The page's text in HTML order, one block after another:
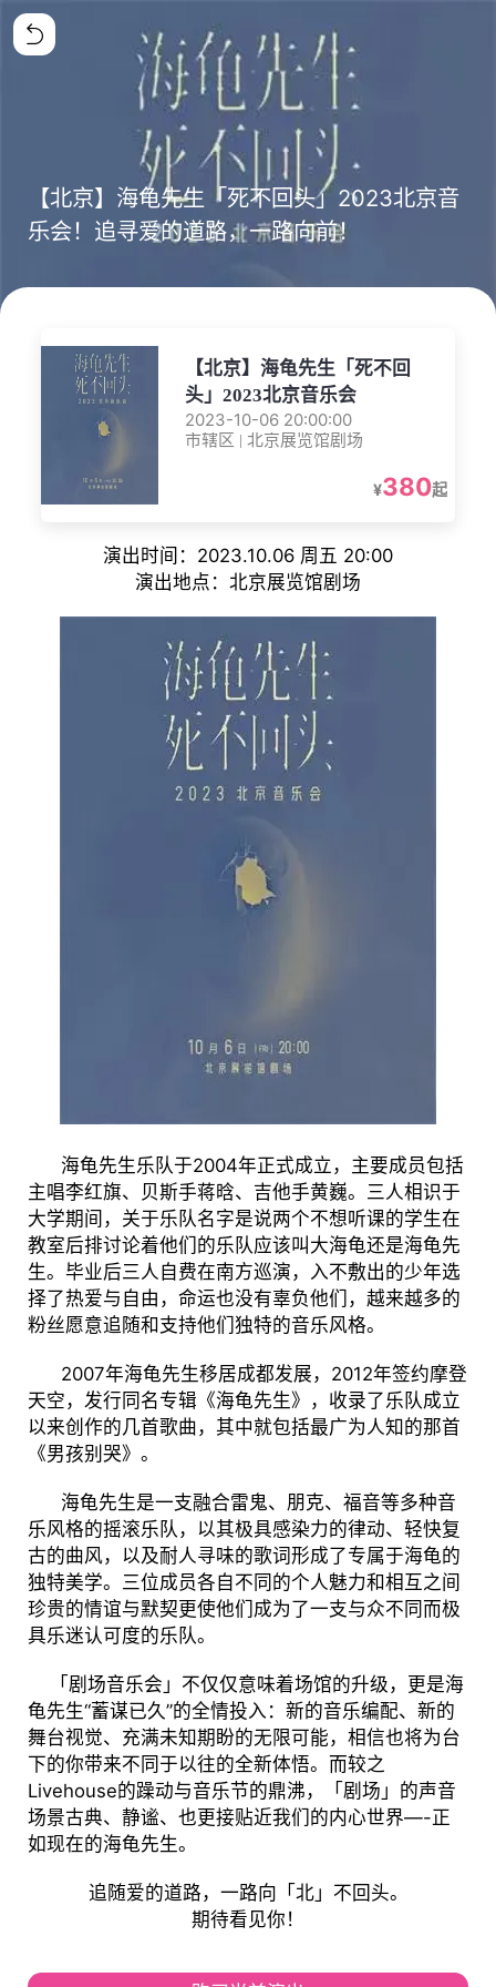
【北京】海龟先生「死不回头」2023北京音
乐会！追寻爱的道路，一路向前！
【北京】海龟先生「死不回
头」2023北京音乐会
2023-10-06 20:00:00
市辖区 | 北京展览馆剧场
¥380起
演出时间：2023.10.06 周五 20:00
演出地点：北京展览馆剧场
海龟先生乐队于2004年正式成立，主要成员包括
主唱李红旗、贝斯手蒋晗、吉他手黄巍。三人相识于
大学期间，关于乐队名字是说两个不想听课的学生在
教室后排讨论着他们的乐队应该叫大海龟还是海龟先
生。毕业后三人自费在南方巡演，入不敷出的少年选
择了热爱与自由，命运也没有辜负他们，越来越多的
粉丝愿意追随和支持他们独特的音乐风格。
2007年海龟先生移居成都发展，2012年签约摩登
天空，发行同名专辑《海龟先生》，收录了乐队成立
以来创作的几首歌曲，其中就包括最广为人知的那首
《男孩别哭》。
海龟先生是一支融合雷鬼、朋克、福音等多种音
乐风格的摇滚乐队，以其极具感染力的律动、轻快复
古的曲风，以及耐人寻味的歌词形成了专属于海龟的
独特美学。三位成员各自不同的个人魅力和相互之间
珍贵的情谊与默契更使他们成为了一支与众不同而极
具乐迷认可度的乐队。
「剧场音乐会」不仅仅意味着场馆的升级，更是海
龟先生“蓄谋已久”的全情投入：新的音乐编配、新的
舞台视觉、充满未知期盼的无限可能，相信也将为台
下的你带来不同于以往的全新体悟。而较之
Livehouse的躁动与音乐节的鼎沸，「剧场」的声音
场景古典、静谧、也更接贴近我们的内心世界—-正
如现在的海龟先生。
追随爱的道路，一路向「北」不回头。
期待看见你！